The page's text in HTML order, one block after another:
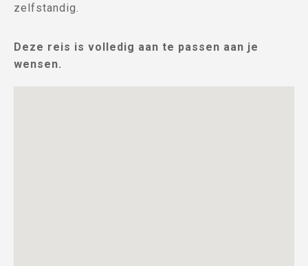
zelfstandig.
Deze reis is volledig aan te passen aan je
wensen.